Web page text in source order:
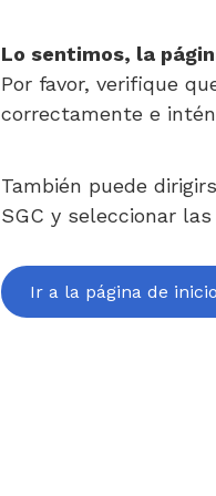
Lo sentimos, la
Por favor, verifique
correctamente e
También puede
SGC y seleccionar
Ir a la página de inicio